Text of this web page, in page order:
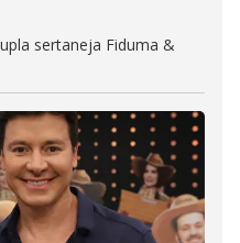
sertaneja Fiduma &